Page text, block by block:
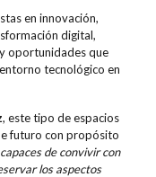
en innovación,
digital,
oportunidades que
tecnológico en
, este tipo de espacios
futuro con propósito
de convivir con
los aspectos